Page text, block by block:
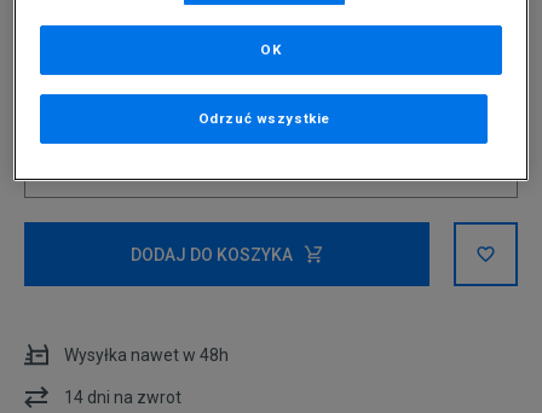
DODAJ DO KOSZYKA
Wysyłka nawet w 48h
14 dni na zwrot
Odrzuć wszystkie
OK